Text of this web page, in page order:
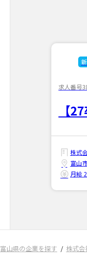
求人番号
【
株式
富山
月給
富山県の企業を探す 株式